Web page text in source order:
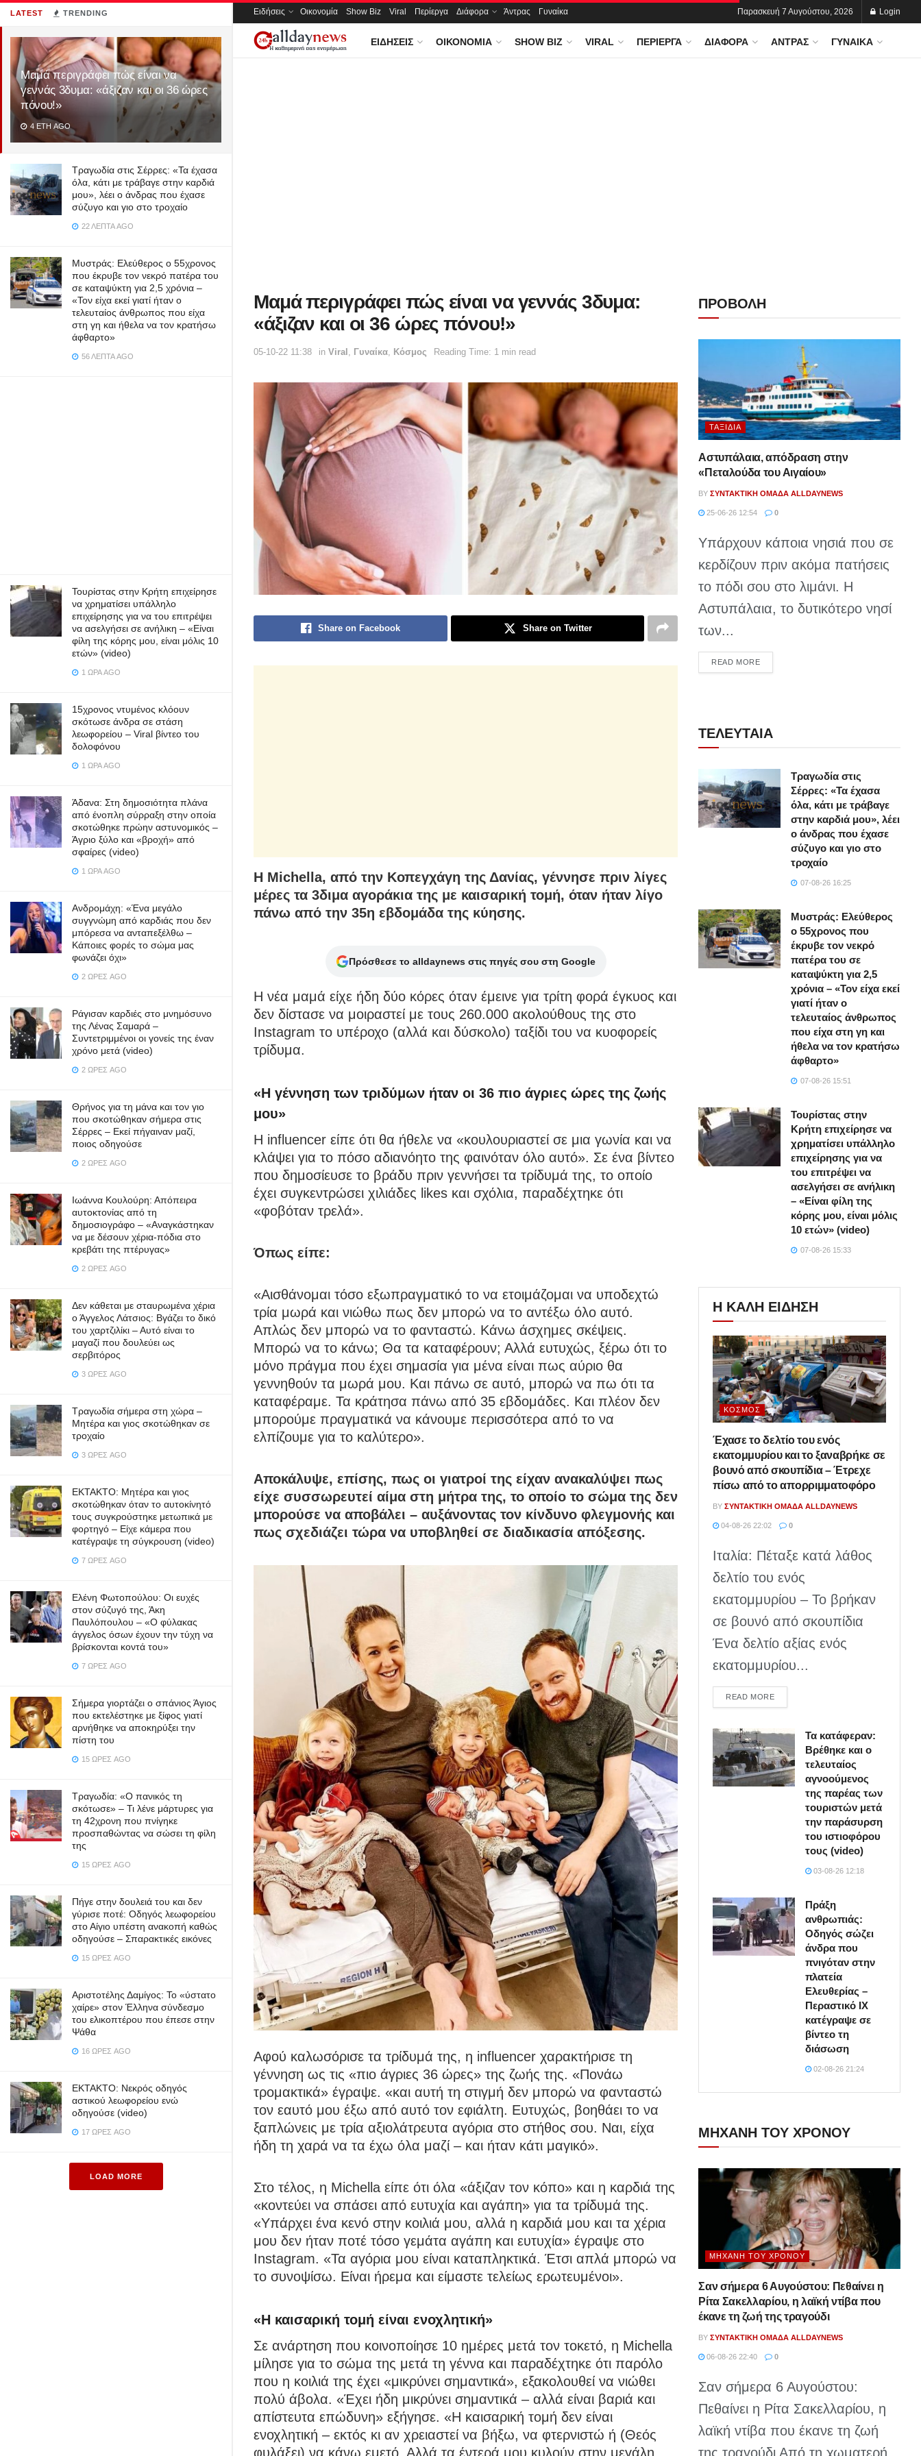
LATEST TRENDING
Μαμά περιγράφει πώς είναι να
γεννάς 3δυμα: «άξιζαν και οι 36 ώρες
πόνου!»
4 ΈΤΗ AGO
Τραγωδία στις Σέρρες: «Τα έχασα
όλα, κάτι με τράβαγε στην καρδιά
μου», λέει ο άνδρας που έχασε
σύζυγο και γιο στο τροχαίο
22 ΛΕΠΤΆ AGO
Μυστράς: Ελεύθερος ο 55χρονος
που έκρυβε τον νεκρό πατέρα του
σε καταψύκτη για 2,5 χρόνια –
«Τον είχα εκεί γιατί ήταν ο
τελευταίος άνθρωπος που είχα
στη γη και ήθελα να τον κρατήσω
άφθαρτο»
56 ΛΕΠΤΆ AGO
Τουρίστας στην Κρήτη επιχείρησε
να χρηματίσει υπάλληλο
επιχείρησης για να του επιτρέψει
να ασελγήσει σε ανήλικη – «Είναι
φίλη της κόρης μου, είναι μόλις 10
ετών» (video)
1 ΏΡΑ AGO
15χρονος ντυμένος κλόουν
σκότωσε άνδρα σε στάση
λεωφορείου – Viral βίντεο του
δολοφόνου
1 ΏΡΑ AGO
Άδανα: Στη δημοσιότητα πλάνα
από ένοπλη σύρραξη στην οποία
σκοτώθηκε πρώην αστυνομικός –
Άγριο ξύλο και «βροχή» από
σφαίρες (video)
1 ΏΡΑ AGO
Ανδρομάχη: «Ένα μεγάλο
συγγνώμη από καρδιάς που δεν
μπόρεσα να ανταπεξέλθω –
Κάποιες φορές το σώμα μας
φωνάζει όχι»
2 ΏΡΕΣ AGO
Ράγισαν καρδιές στο μνημόσυνο
της Λένας Σαμαρά –
Συντετριμμένοι οι γονείς της έναν
χρόνο μετά (video)
2 ΏΡΕΣ AGO
Θρήνος για τη μάνα και τον γιο
που σκοτώθηκαν σήμερα στις
Σέρρες – Εκεί πήγαιναν μαζί,
ποιος οδηγούσε
2 ΏΡΕΣ AGO
Ιωάννα Κουλούρη: Απόπειρα
αυτοκτονίας από τη
δημοσιογράφο – «Aναγκάστηκαν
να με δέσουν χέρια-πόδια στο
κρεβάτι της πτέρυγας»
2 ΏΡΕΣ AGO
Δεν κάθεται με σταυρωμένα χέρια
ο Άγγελος Λάτσιος: Βγάζει το δικό
του χαρτζιλίκι – Αυτό είναι το
μαγαζί που δουλεύει ως
σερβιτόρος
3 ΏΡΕΣ AGO
Τραγωδία σήμερα στη χώρα –
Μητέρα και γιος σκοτώθηκαν σε
τροχαίο
3 ΏΡΕΣ AGO
ΕΚΤΑΚΤΟ: Μητέρα και γιος
σκοτώθηκαν όταν το αυτοκίνητό
τους συγκρούστηκε μετωπικά με
φορτηγό – Είχε κάμερα που
κατέγραψε τη σύγκρουση (video)
7 ΏΡΕΣ AGO
Ελένη Φωτοπούλου: Οι ευχές
στον σύζυγό της, Άκη
Παυλόπουλου – «Ο φύλακας
άγγελος όσων έχουν την τύχη να
βρίσκονται κοντά του»
7 ΏΡΕΣ AGO
Σήμερα γιορτάζει ο σπάνιος Άγιος
που εκτελέστηκε με ξίφος γιατί
αρνήθηκε να αποκηρύξει την
πίστη του
15 ΏΡΕΣ AGO
Τραγωδία: «Ο πανικός τη
σκότωσε» – Τι λένε μάρτυρες για
τη 42χρονη που πνίγηκε
προσπαθώντας να σώσει τη φίλη
της
15 ΏΡΕΣ AGO
Πήγε στην δουλειά του και δεν
γύρισε ποτέ: Οδηγός λεωφορείου
στο Αίγιο υπέστη ανακοπή καθώς
οδηγούσε – Σπαρακτικές εικόνες
15 ΏΡΕΣ AGO
Αριστοτέλης Δαμίγος: Το «ύστατο
χαίρε» στον Έλληνα σύνδεσμο
του ελικοπτέρου που έπεσε στην
Ψάθα
16 ΏΡΕΣ AGO
ΕΚΤΑΚΤΟ: Νεκρός οδηγός
αστικού λεωφορείου ενώ
οδηγούσε (video)
17 ΏΡΕΣ AGO
LOAD MORE
Ειδήσεις Οικονομία Show Biz Viral Περίεργα Διάφορα Άντρας Γυναίκα Παρασκευή 7 Αυγούστου, 2026 Login
ΕΙΔΉΣΕΙΣ ΟΙΚΟΝΟΜΊΑ SHOW BIZ VIRAL ΠΕΡΊΕΡΓΑ ΔΙΆΦΟΡΑ ΆΝΤΡΑΣ ΓΥΝΑΊΚΑ
Μαμά περιγράφει πώς είναι να γεννάς 3δυμα:
«άξιζαν και οι 36 ώρες πόνου!»
05-10-22 11:38 in Viral , Γυναίκα, Κόσμος Reading Time: 1 min read
Share on Facebook Share on Twitter
Η Michella, από την Κοπεγχάγη της Δανίας, γέννησε πριν λίγες
μέρες τα 3διμα αγοράκια της με καισαρική τομή, όταν ήταν λίγο
πάνω από την 35η εβδομάδα της κύησης.
Πρόσθεσε το alldaynews στις πηγές σου στη Google
Η νέα μαμά είχε ήδη δύο κόρες όταν έμεινε για τρίτη φορά έγκυος και
δεν δίστασε να μοιραστεί με τους 260.000 ακολούθους της στο
Instagram το υπέροχο (αλλά και δύσκολο) ταξίδι του να κυοφορείς
τρίδυμα.
«Η γέννηση των τριδύμων ήταν οι 36 πιο άγριες ώρες της ζωής
μου»
Η influencer είπε ότι θα ήθελε να «κουλουριαστεί σε μια γωνία και να
κλάψει για το πόσο αδιανόητο της φαινόταν όλο αυτό». Σε ένα βίντεο
που δημοσίευσε το βράδυ πριν γεννήσει τα τρίδυμά της, το οποίο
έχει συγκεντρώσει χιλιάδες likes και σχόλια, παραδέχτηκε ότι
«φοβόταν τρελά».
Όπως είπε:
«Αισθάνομαι τόσο εξωπραγματικό το να ετοιμάζομαι να υποδεχτώ
τρία μωρά και νιώθω πως δεν μπορώ να το αντέξω όλο αυτό.
Απλώς δεν μπορώ να το φανταστώ. Κάνω άσχημες σκέψεις.
Μπορώ να το κάνω; Θα τα καταφέρουν; Αλλά ευτυχώς, ξέρω ότι το
μόνο πράγμα που έχει σημασία για μένα είναι πως αύριο θα
γεννηθούν τα μωρά μου. Και πάνω σε αυτό, μπορώ να πω ότι τα
καταφέραμε. Τα κράτησα πάνω από 35 εβδομάδες. Και πλέον δεν
μπορούμε πραγματικά να κάνουμε περισσότερα από το να
ελπίζουμε για το καλύτερο».
Αποκάλυψε, επίσης, πως οι γιατροί της είχαν ανακαλύψει πως
είχε συσσωρευτεί αίμα στη μήτρα της, το οποίο το σώμα της δεν
μπορούσε να αποβάλει – αυξάνοντας τον κίνδυνο φλεγμονής και
πως σχεδιάζει τώρα να υποβληθεί σε διαδικασία απόξεσης.
Αφού καλωσόρισε τα τρίδυμά της, η influencer χαρακτήρισε τη
γέννηση ως τις «πιο άγριες 36 ώρες» της ζωής της. «Πονάω
τρομακτικά» έγραψε. «και αυτή τη στιγμή δεν μπορώ να φανταστώ
τον εαυτό μου έξω από αυτό τον εφιάλτη. Ευτυχώς, βοηθάει το να
ξαπλώνεις με τρία αξιολάτρευτα αγόρια στο στήθος σου. Ναι, είχα
ήδη τη χαρά να τα έχω όλα μαζί – και ήταν κάτι μαγικό».
Στο τέλος, η Michella είπε ότι όλα «άξιζαν τον κόπο» και η καρδιά της
«κοντεύει να σπάσει από ευτυχία και αγάπη» για τα τρίδυμά της.
«Υπάρχει ένα κενό στην κοιλιά μου, αλλά η καρδιά μου και τα χέρια
μου δεν ήταν ποτέ τόσο γεμάτα αγάπη και ευτυχία» έγραψε στο
Instagram. «Τα αγόρια μου είναι καταπληκτικά. Έτσι απλά μπορώ να
το συνοψίσω. Είναι ήρεμα και είμαστε τελείως ερωτευμένοι».
«Η καισαρική τομή είναι ενοχλητική»
Σε ανάρτηση που κοινοποίησε 10 ημέρες μετά τον τοκετό, η Michella
μίλησε για το σώμα της μετά τη γέννα και παραδέχτηκε ότι παρόλο
που η κοιλιά της έχει «μικρύνει σημαντικά», εξακολουθεί να νιώθει
πολύ άβολα. «Έχει ήδη μικρύνει σημαντικά – αλλά είναι βαριά και
απίστευτα επώδυνη» εξήγησε. «Η καισαρική τομή δεν είναι
ενοχλητική – εκτός κι αν χρειαστεί να βήξω, να φτερνιστώ ή (Θεός
φυλάξει) να κάνω εμετό. Αλλά τα έντερά μου κυλούν στην μεγάλη
ΠΡΟΒΟΛΗ
ΤΑΞΊΔΙΑ
Αστυπάλαια, απόδραση στην
«Πεταλούδα του Αιγαίου»
BY ΣΥΝΤΑΚΤΙΚΉ ΟΜΆΔΑ ALLDAYNEWS
25-06-26 12:54 0
Υπάρχουν κάποια νησιά που σε
κερδίζουν πριν ακόμα πατήσεις
το πόδι σου στο λιμάνι. Η
Αστυπάλαια, το δυτικότερο νησί
των...
READ MOREDETAILS
ΤΕΛΕΥΤΑΙΑ
Τραγωδία στις
Σέρρες: «Τα έχασα
όλα, κάτι με τράβαγε
στην καρδιά μου», λέει
ο άνδρας που έχασε
σύζυγο και γιο στο
τροχαίο
07-08-26 16:25
Μυστράς: Ελεύθερος
ο 55χρονος που
έκρυβε τον νεκρό
πατέρα του σε
καταψύκτη για 2,5
χρόνια – «Τον είχα εκεί
γιατί ήταν ο
τελευταίος άνθρωπος
που είχα στη γη και
ήθελα να τον κρατήσω
άφθαρτο»
07-08-26 15:51
Τουρίστας στην
Κρήτη επιχείρησε να
χρηματίσει υπάλληλο
επιχείρησης για να
του επιτρέψει να
ασελγήσει σε ανήλικη
– «Είναι φίλη της
κόρης μου, είναι μόλις
10 ετών» (video)
07-08-26 15:33
Η ΚΑΛΗ ΕΙΔΗΣΗ
ΚΌΣΜΟΣ
Έχασε το δελτίο του ενός
εκατομμυρίου και το ξαναβρήκε σε
βουνό από σκουπίδια – Έτρεχε
πίσω από το απορριμματοφόρο
BY ΣΥΝΤΑΚΤΙΚΉ ΟΜΆΔΑ ALLDAYNEWS
04-08-26 22:02 0
Ιταλία: Πέταξε κατά λάθος
δελτίο του ενός
εκατομμυρίου – Το βρήκαν
σε βουνό από σκουπίδια
Ένα δελτίο αξίας ενός
εκατομμυρίου...
READ MOREDETAILS
Τα κατάφεραν:
Βρέθηκε και ο
τελευταίος
αγνοούμενος
της παρέας των
τουριστών μετά
την παράσυρση
του ιστιοφόρου
τους (video)
03-08-26 12:18
Πράξη
ανθρωπιάς:
Οδηγός σώζει
άνδρα που
πνιγόταν στην
πλατεία
Ελευθερίας –
Περαστικό ΙΧ
κατέγραψε σε
βίντεο τη
διάσωση
02-08-26 21:24
ΜΗΧΑΝΗ ΤΟΥ ΧΡΟΝΟΥ
ΜΗΧΑΝΉ ΤΟΥ ΧΡΌΝΟΥ
Σαν σήμερα 6 Αυγούστου: Πεθαίνει η
Ρίτα Σακελλαρίου, η λαϊκή ντίβα που
έκανε τη ζωή της τραγούδι
BY ΣΥΝΤΑΚΤΙΚΉ ΟΜΆΔΑ ALLDAYNEWS
06-08-26 22:40 0
Σαν σήμερα 6 Αυγούστου:
Πεθαίνει η Ρίτα Σακελλαρίου, η
λαϊκή ντίβα που έκανε τη ζωή
της τραγούδι Από τη χωματερή...